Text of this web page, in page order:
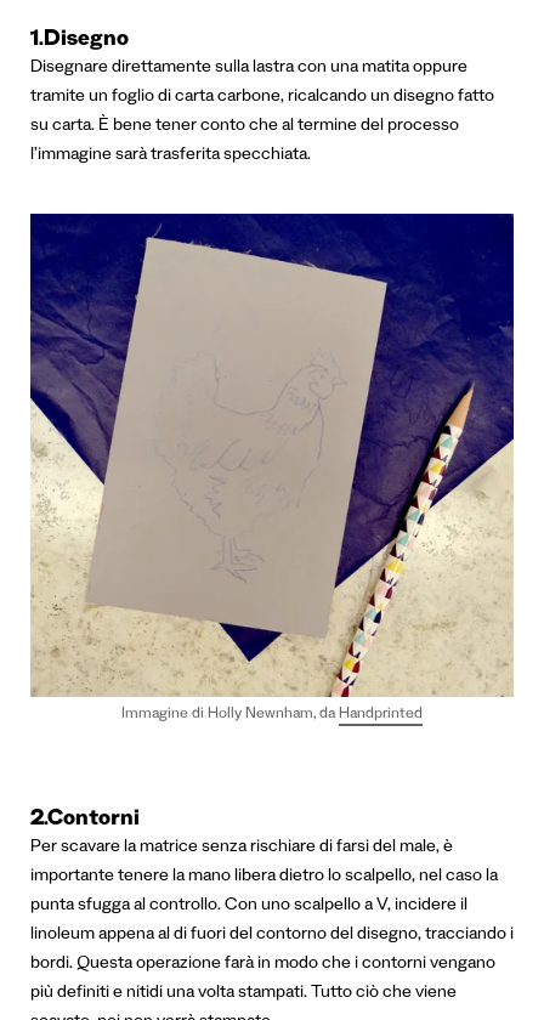
1.Disegno
Disegnare direttamente sulla lastra con una matita oppure
tramite un foglio di carta carbone, ricalcando un disegno fatto
su carta. È bene tener conto che al termine del processo
l’immagine sarà trasferita specchiata.
Immagine di Holly Newnham, daHandprinted
2.Contorni
Per scavare la matrice senza rischiare di farsi del male, è
importante tenere la mano libera dietro lo scalpello, nel caso la
punta sfugga al controllo. Con uno scalpello a V, incidere il
linoleum appena al di fuori del contorno del disegno, tracciando i
bordi. Questa operazione farà in modo che i contorni vengano
più definiti e nitidi una volta stampati. Tutto ciò che viene